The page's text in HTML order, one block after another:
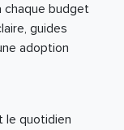
chaque budget
guides
adoption
quotidien